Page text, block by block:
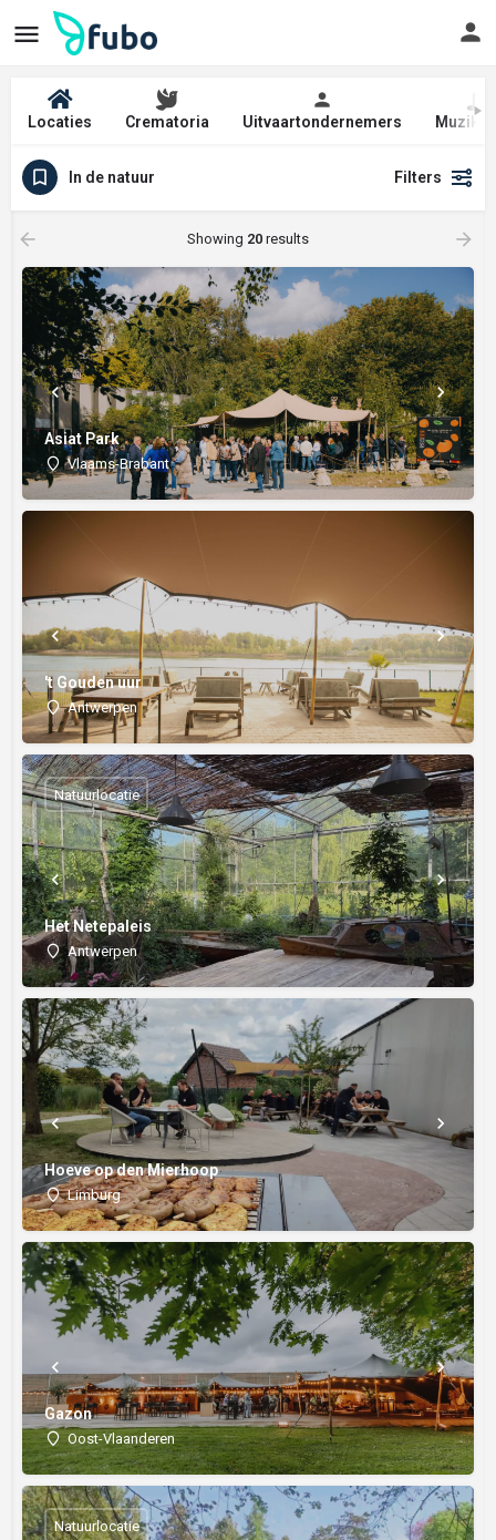
Locaties Crematoria Uitvaartondernemers
In de natuur Filters
Showing 20 results
Asiat Park
Vlaams-Brabant
't Gouden uur
Antwerpen
Het Netepaleis
Antwerpen
Natuurlocatie
Hoeve op den Mierhoop
Limburg
Gazon
Oost-Vlaanderen
Natuurlocatie